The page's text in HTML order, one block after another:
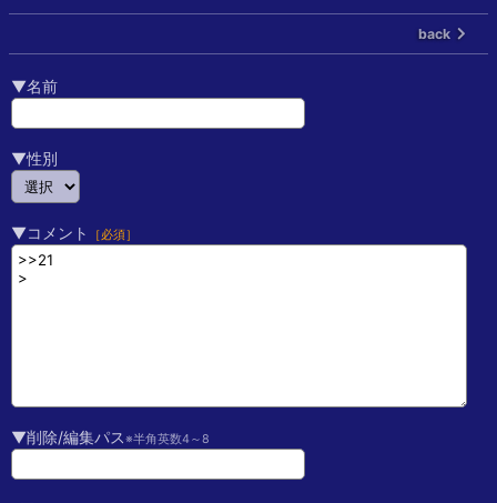
back
▼名前
▼性別
▼コメント ［必須］
▼削除/編集パス※半角英数4～8